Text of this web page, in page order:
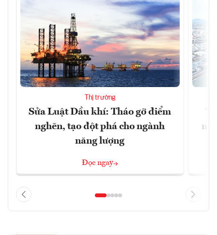
Thị trường
Sửa Luật Dầu khí: Tháo gỡ điểm
nghẽn, tạo đột phá cho ngành
năng lượng
Đọc ngay